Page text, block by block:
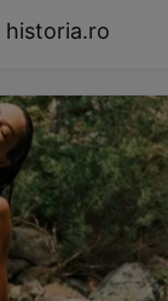
historia.ro